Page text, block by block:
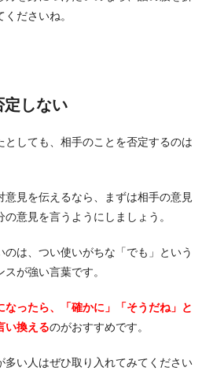
ださいね。
定しない
としても、相手のことを否定するのは
意見を伝えるなら、まずは相手の意見
意見を言うようにしましょう。
のは、つい使いがちな「でも」という
が強い言葉です。
なったら、「確かに」「そうだね」と
い換えるのがおすすめです。
多い人はぜひ取り入れてみてください